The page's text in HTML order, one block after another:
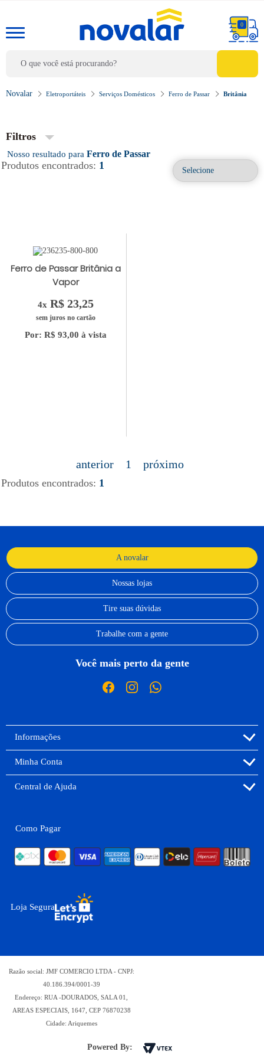
0
Eletroportáteis Serviços Domésticos Ferro de Passar Britânia
Filtros
Ferro de Passar
Produtos encontrados: 1
Ferro de Passar Britânia a
Vapor
4x R$ 23,25
sem juros no cartão
Por: R$ 93,00 à vista
anterior 1 próximo
Produtos encontrados: 1
A novalar
Nossas lojas
Tire suas dúvidas
Trabalhe com a gente
Você mais perto da gente
Informações
Minha Conta
Central de Ajuda
Como Pagar
Loja Segura
Razão social: JMF COMERCIO LTDA - CNPJ:
40.186.394/0001-39
Endereço: RUA -DOURADOS, SALA 01,
AREAS ESPECIAIS, 1647, CEP 76870238
Cidade: Ariquemes
Powered By: